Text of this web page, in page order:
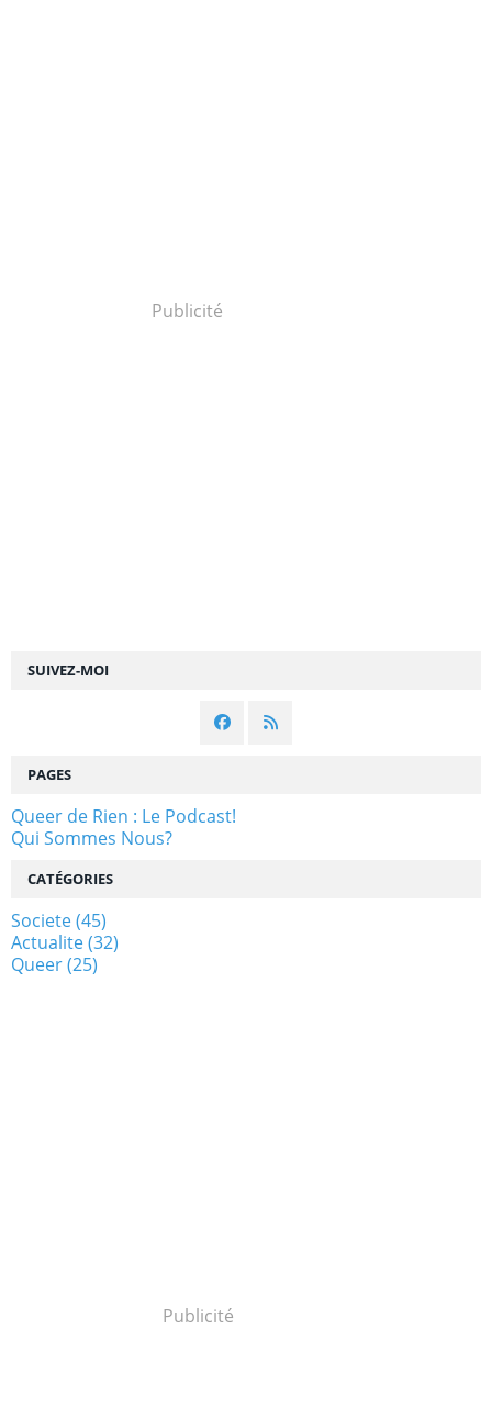
SUIVEZ-MOI
Publicité
PAGES
Queer de Rien : Le Podcast!
Qui Sommes Nous?
CATÉGORIES
Societe(45)
Actualite(32)
Queer(25)
Publicité